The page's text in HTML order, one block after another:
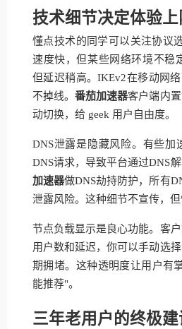
技术细节决定体验上
懂点技术的同学可以关注协议
速度快，但某些网络环境不稳
但延迟稍高。IKEv2在移动网
不掉线。番茄加速器客户端内
动切换，给 geek 用户自由度。
DNS泄露是隐藏风险。有些加
DNS请求，导致平台通过DNS
加速器做DNS劫持防护，所有
泄露风险。这种细节不宣传，但
节点负载显示是良心功能。客
用户数和延迟，你可以手动选
期拥堵。这种透明度让用户有
能推荐"。
三年老用户的终极建